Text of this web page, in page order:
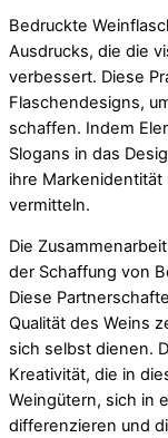
Bedruckte
Ausdrucks, die die
verbessert. Diese
Flaschendesigns,
schaffen. Indem
Slogans in das
ihre
vermitteln.
Die
der Schaffung von
Diese
Qualität des Weins
sich selbst dienen.
Kreativität, die in
Weingütern, sich in
differenzieren und